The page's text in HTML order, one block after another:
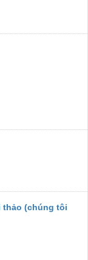
thảo (chúng tôi